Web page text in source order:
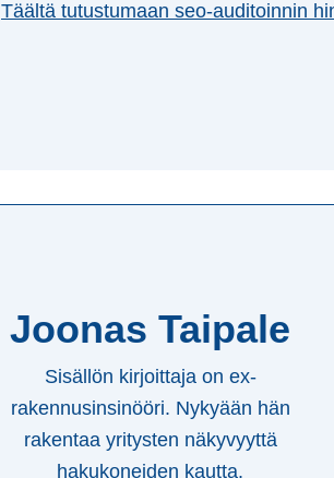
Täältä tutustumaan seo-auditoinnin
Joonas Taipale
Sisällön kirjoittaja on ex-
rakennusinsinööri. Nykyään hän
rakentaa yritysten näkyvyyttä
hakukoneiden kautta.